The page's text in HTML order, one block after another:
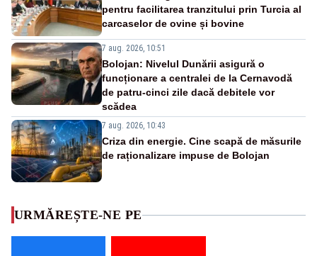
pentru facilitarea tranzitului prin Turcia al
carcaselor de ovine și bovine
7 aug. 2026, 10:51
Bolojan: Nivelul Dunării asigură o
funcționare a centralei de la Cernavodă
de patru-cinci zile dacă debitele vor
scădea
7 aug. 2026, 10:43
Criza din energie. Cine scapă de măsurile
de raționalizare impuse de Bolojan
URMĂREȘTE-NE PE